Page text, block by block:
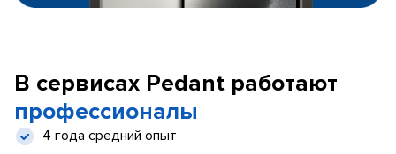
В сервисах Pedant работают
профессионалы
4 года средний опыт